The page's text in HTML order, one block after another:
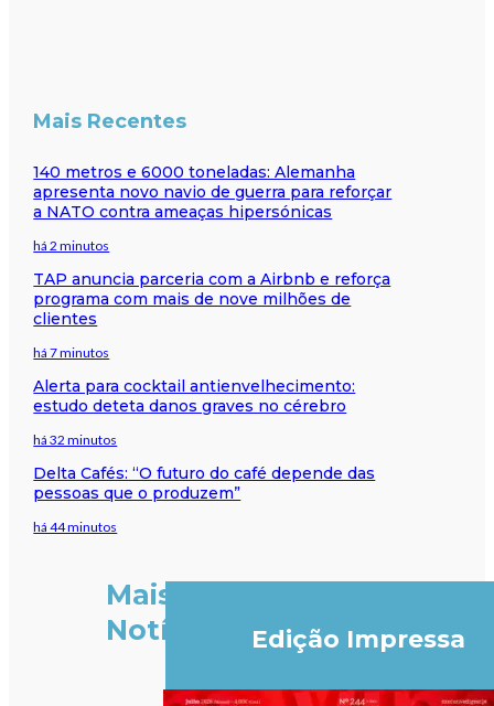
Mais Recentes
140 metros e 6000 toneladas: Alemanha
apresenta novo navio de guerra para reforçar
a NATO contra ameaças hipersónicas
há 2 minutos
TAP anuncia parceria com a Airbnb e reforça
programa com mais de nove milhões de
clientes
há 7 minutos
Alerta para cocktail antienvelhecimento:
estudo deteta danos graves no cérebro
há 32 minutos
Delta Cafés: “O futuro do café depende das
pessoas que o produzem”
há 44 minutos
Mais
Notícias
Edição Impressa